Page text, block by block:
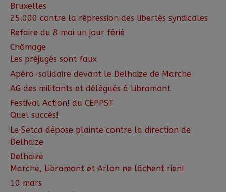
Bruxelles
25.000 contre la répression des libertés syndicales
Refaire du 8 mai un jour férié
Chômage
Les préjugés sont faux
Apéro-solidaire devant le Delhaize de Marche
AG des militants et délégués à Libramont
Festival Action! du CEPPST
Quel succès!
Le Setca dépose plainte contre la direction de
Delhaize
Delhaize
Marche, Libramont et Arlon ne lâchent rien!
10 mars